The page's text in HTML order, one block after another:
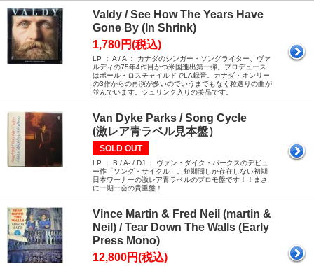
Valdy / See How The Years Have
Gone By (In Shrink)
1,780円(税込)
LP ： A / A ： カナダのシンガー・ソングライター、ヴァ
ルディの75年4作目かつ米国進出第一弾。プロデュース
はポール・ロスチャイルドでLA録音。カナダ・オンリー
の3作からの再演が多いのでいうまでもなく粒選りの曲が
並んでいます。シュリンク入りの美品です。
Van Dyke Parks / Song Cycle
(激レア青ラベル見本盤）
SOLD OUT
LP ： B / A- / DJ ： ヴァン・ダイク・パークスのデビュ
ー作「ソング・サイクル」。短期間しか存在しない初期
日本ワーナーの激レア青ラベルのプロモ盤です！！まさ
に一期一会の貴重盤！
Vince Martin & Fred Neil (martin &
Neil) / Tear Down The Walls (Early
Press Mono)
12,800円(税込)